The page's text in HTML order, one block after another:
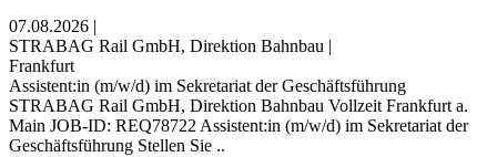
07.08.2026 |
STRABAG Rail GmbH, Direktion Bahnbau |
Frankfurt
Assistent:in (m/w/d) im Sekretariat der Geschäftsführung
STRABAG Rail GmbH, Direktion Bahnbau Vollzeit Frankfurt a.
Main JOB-ID: REQ78722 Assistent:in (m/w/d) im Sekretariat der
Geschäftsführung Stellen Sie ..